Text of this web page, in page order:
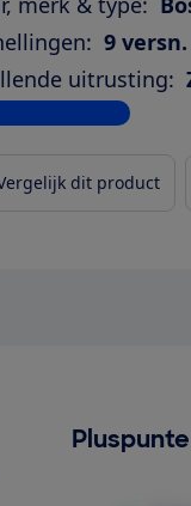
9
uitrusting:
specificaties
dit product